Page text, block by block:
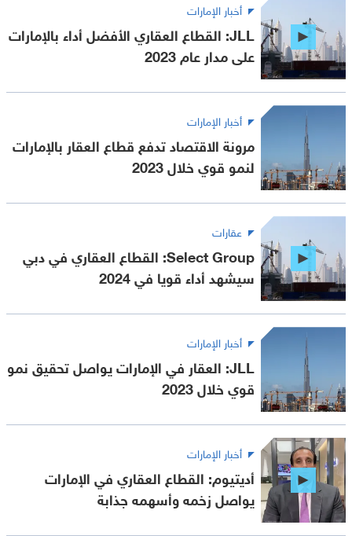
أخبار الإمارات
JLL: القطاع العقاري الأفضل أداء بالإمارات
على مدار عام 2023
أخبار الإمارات
مرونة الاقتصاد تدفع قطاع العقار بالإمارات
لنمو قوي خلال 2023
عقارات
Select Group: القطاع العقاري في دبي
سيشهد أداء قويا في 2024
أخبار الإمارات
JLL: العقار في الإمارات يواصل تحقيق نمو
قوي خلال 2023
أخبار الإمارات
أديتيوم: القطاع العقاري في الإمارات
يواصل زخمه وأسهمه جذابة